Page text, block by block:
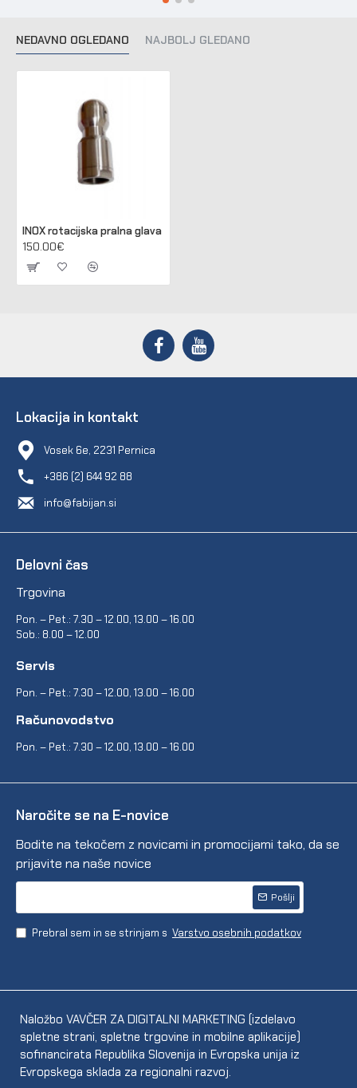
NEDAVNO OGLEDANO NAJBOLJ GLEDANO
INOX rotacijska pralna glava
150.00€
Lokacija in kontakt
Vosek 6e, 2231 Pernica
+386 (2) 644 92 88
info@fabijan.si
Delovni čas
Trgovina
Pon. – Pet.: 7.30 – 12.00, 13.00 – 16.00
Sob.: 8.00 – 12.00
Servis
Pon. – Pet.: 7.30 – 12.00, 13.00 – 16.00
Računovodstvo
Pon. – Pet.: 7.30 – 12.00, 13.00 – 16.00
Naročite se na E-novice
Bodite na tekočem z novicami in promocijami tako, da se
prijavite na naše novice
Pošlji
Prebral sem in se strinjam s Varstvo osebnih podatkov
Naložbo VAVČER ZA DIGITALNI MARKETING (izdelavo
spletne strani, spletne trgovine in mobilne aplikacije)
sofinancirata Republika Slovenija in Evropska unija iz
Evropskega sklada za regionalni razvoj.